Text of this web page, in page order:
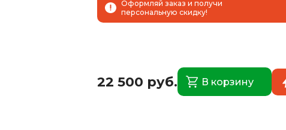
Оформляй заказ и получи
персональную скидку!
22 500 руб. В корзину